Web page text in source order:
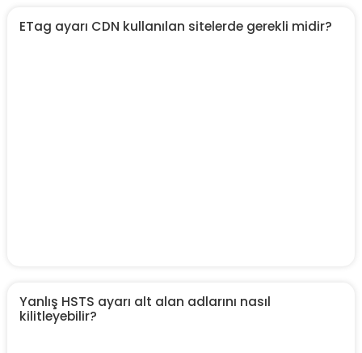
ETag ayarı CDN kullanılan sitelerde gerekli midir?
Yanlış HSTS ayarı alt alan adlarını nasıl
kilitleyebilir?